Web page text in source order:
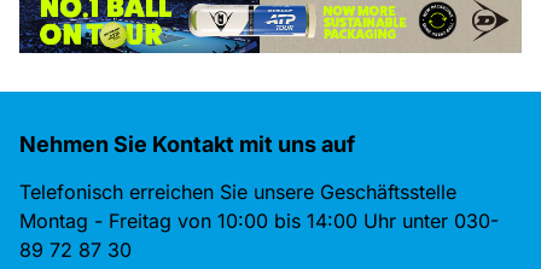
Nehmen Sie Kontakt mit uns auf
Telefonisch erreichen Sie unsere Geschäftsstelle
Montag - Freitag von 10:00 bis 14:00 Uhr unter 030-
89 72 87 30